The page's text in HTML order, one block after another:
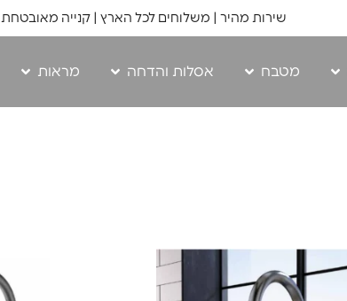
שירות מהיר | משלוחים לכל הארץ | קנייה מאובטחת
מטבח אסלות והדחה מראות